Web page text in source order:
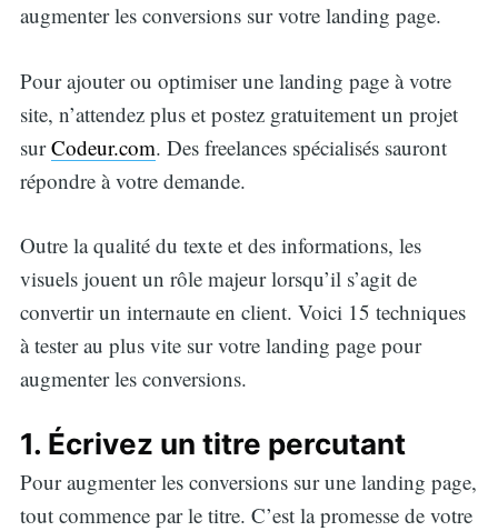
augmenter les conversions sur votre landing page.
Pour ajouter ou optimiser une landing page à votre
site, n’attendez plus et postez gratuitement un projet
surCodeur.com. Des freelances spécialisés sauront
répondre à votre demande.
Outre la qualité du texte et des informations, les
visuels jouent un rôle majeur lorsqu’il s’agit de
convertir un internaute en client. Voici 15 techniques
à tester au plus vite sur votre landing page pour
augmenter les conversions.
1. Écrivez un titre percutant
Pour augmenter les conversions sur une landing page,
tout commence par le titre. C’est la promesse de votre